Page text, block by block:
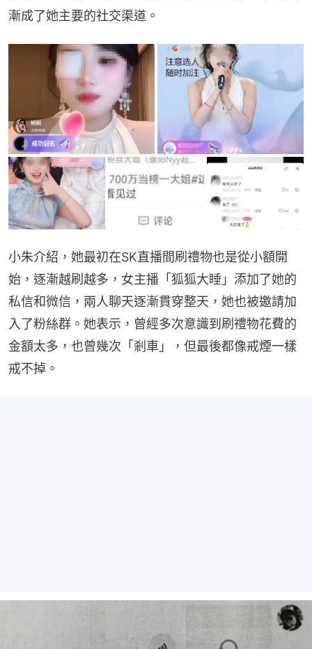
漸成了她主要的社交渠道。
小朱介紹，她最初在SK直播間刷禮物也是從小額開
始，逐漸越刷越多，女主播「狐狐大睡」添加了她的
私信和微信，兩人聊天逐漸貫穿整天，她也被邀請加
入了粉絲群。她表示，曾經多次意識到刷禮物花費的
金額太多，也曾幾次「剎車」，但最後都像戒煙一樣
戒不掉。